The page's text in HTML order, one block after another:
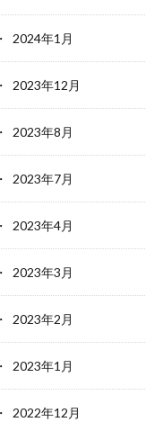
2024年1月
2023年12月
2023年8月
2023年7月
2023年4月
2023年3月
2023年2月
2023年1月
2022年12月